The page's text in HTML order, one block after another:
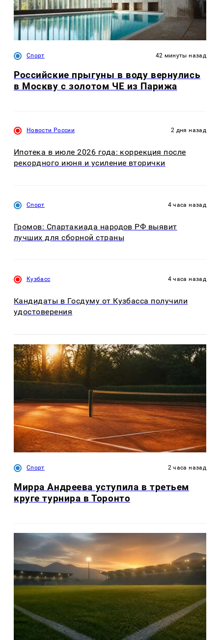
Спорт 42 минуты назад
Российские прыгуны в воду вернулись
в Москву с золотом ЧЕ из Парижа
Новости России 2 дня назад
Ипотека в июле 2026 года: коррекция после
рекордного июня и усиление вторички
Спорт 4 часа назад
Громов: Спартакиада народов РФ выявит
лучших для сборной страны
Кузбасс 4 часа назад
Кандидаты в Госдуму от Кузбасса получили
удостоверения
Спорт 2 часа назад
Мирра Андреева уступила в третьем
круге турнира в Торонто